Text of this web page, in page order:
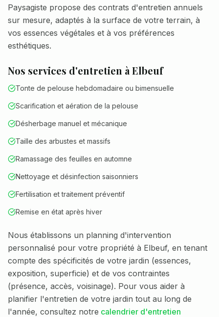
Paysagiste propose des contrats d'entretien annuels
sur mesure, adaptés à la surface de votre terrain, à
vos essences végétales et à vos préférences
esthétiques.
Nos services d'entretien à Elbeuf
Tonte de pelouse hebdomadaire ou bimensuelle
Scarification et aération de la pelouse
Désherbage manuel et mécanique
Taille des arbustes et massifs
Ramassage des feuilles en automne
Nettoyage et désinfection saisonniers
Fertilisation et traitement préventif
Remise en état après hiver
Nous établissons un planning d'intervention
personnalisé pour votre propriété à Elbeuf, en tenant
compte des spécificités de votre jardin (essences,
exposition, superficie) et de vos contraintes
(présence, accès, voisinage). Pour vous aider à
planifier l'entretien de votre jardin tout au long de
l'année, consultez notre calendrier d'entretien